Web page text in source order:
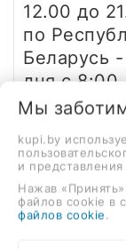
12.00 до
по
Беларусь
дняс 8:00
23:00,
пункт
у
Мы
kupi.by
и
Нажав
файлов cookie в
файлов cookie.